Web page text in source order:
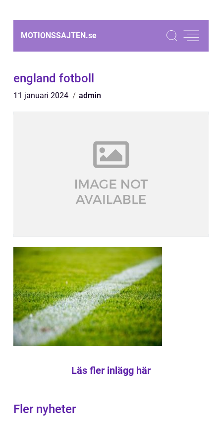
MOTIONSSAJTEN.se
england fotboll
11 januari 2024 admin
Läs fler inlägg här
Fler nyheter